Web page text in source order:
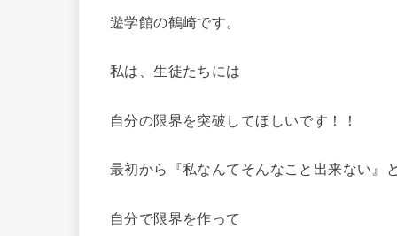
遊学館の鶴崎です。
私は、生徒たちには
自分の限界を突破してほしいです！！
最初から『私なんてそんなこと出来ない』
自分で限界を作って